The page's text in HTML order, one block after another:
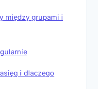
między grupami i
i dlaczego